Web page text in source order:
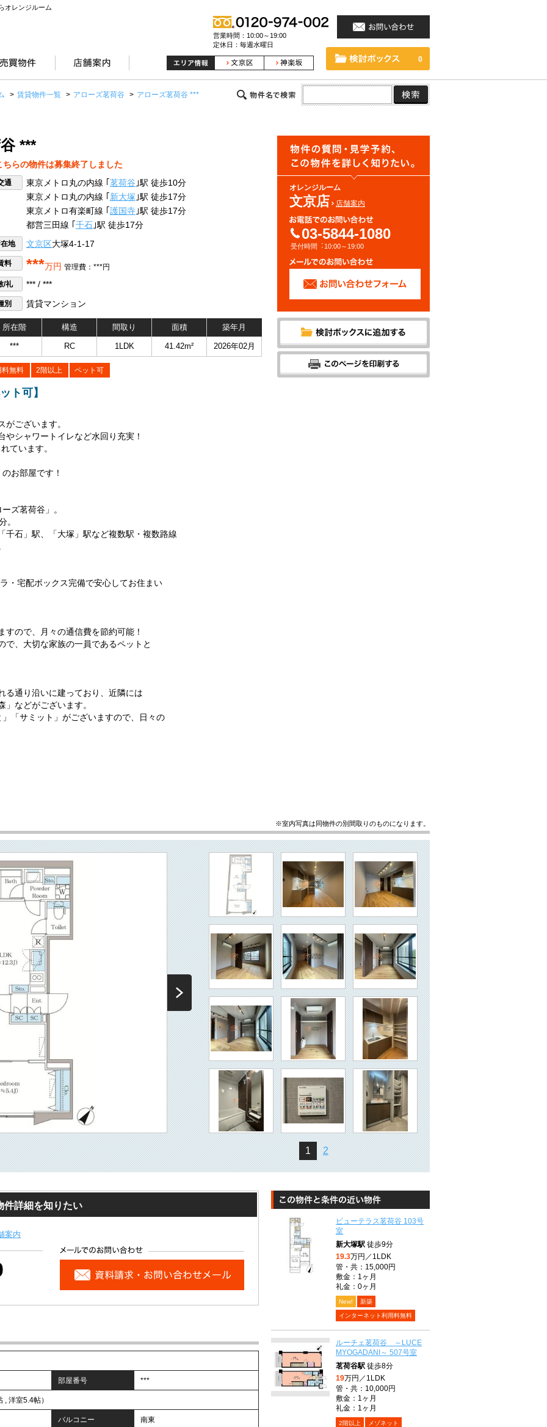
オレンジルーム
営業時間：10:00～19:00
定休日：毎週水曜日
0
> 賃貸物件一覧 > アローズ茗荷谷 > アローズ茗荷谷 ***
***
らの物件は募集終了しました
通 東京メトロ丸の内線 ｢ 茗荷谷 ｣駅 徒歩10分
東京メトロ丸の内線 ｢ 新大塚 ｣駅 徒歩17分
東京メトロ有楽町線 ｢ 護国寺 ｣駅 徒歩17分
都営三田線 ｢ 千石 ｣駅 徒歩17分
地 文京区 大塚4-1-17
料 ***万円 管理費：***円
/礼
*** / ***
別 賃貸マンション
所在階 構造 間取り 面積 築年月
*** RC 1LDK 41.42m² 2026年02月
料無料 2階以上 ペット可
ト可】
ございます。
シャワートイレなど水回り充実！
ています。
お部屋です！
ズ茗荷谷」。
。
千石」駅、「大塚」駅など複数駅・複数路線
・宅配ボックス完備で安心してお住まい
すので、月々の通信費を節約可能！
で、大切な家族の一員であるペットと
る通り沿いに建っており、近隣には
などがございます。
「サミット」がございますので、日々の
オレンジルーム
文京店 店舗案内
03-5844-1080
受付時間︓10:00～19:00
※室内写真は同物件の別間取りのものになります。
1 2
件詳細を知りたい
案内
部屋番号 ***
洋室5.4帖）
バルコニー 南東
ビューテラス茗荷谷 103号
室
新大塚駅 徒歩9分
19.3万円／1LDK
管・共：15,000円
敷金：1ヶ月
礼金：0ヶ月
New! 新築
インターネット利用料無料
ルーチェ茗荷谷 ～LUCE
MYOGADANI～ 507号室
茗荷谷駅 徒歩8分
19万円／1LDK
管・共：10,000円
敷金：1ヶ月
礼金：1ヶ月
2階以上 メゾネット